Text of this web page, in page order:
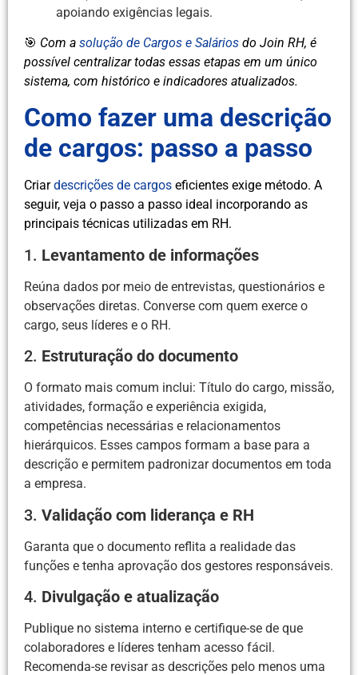
apoiando exigências legais.
🎯 Com a solução de Cargos e Salários do Join RH, é
possível centralizar todas essas etapas em um único
sistema, com histórico e indicadores atualizados.
Como fazer uma descrição
de cargos: passo a passo
Criardescrições de cargos eficientes exige método. A
seguir, veja o passo a passo ideal incorporando as
principais técnicas utilizadas em RH.
1. Levantamento de informações
Reúna dados por meio de entrevistas, questionários e
observações diretas. Converse com quem exerce o
cargo, seus líderes e o RH.
2. Estruturação do documento
O formato mais comum inclui: Título do cargo, missão,
atividades, formação e experiência exigida,
competências necessárias e relacionamentos
hierárquicos. Esses campos formam a base para a
descrição e permitem padronizar documentos em toda
a empresa.
3. Validação com liderança e RH
Garanta que o documento reflita a realidade das
funções e tenha aprovação dos gestores responsáveis.
4. Divulgação e atualização
Publique no sistema interno e certifique-se de que
colaboradores e líderes tenham acesso fácil.
Recomenda-se revisar as descrições pelo menos uma